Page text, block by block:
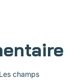
Les champs